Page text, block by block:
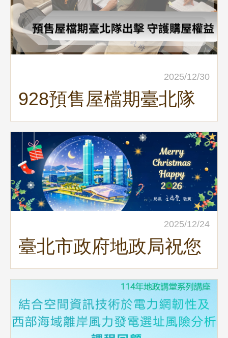
2025/12/30
928預售屋檔期臺北隊
出擊 守護購屋權益
2025/12/24
臺北市政府地政局祝您
聖誕節及2026新年快
樂!!